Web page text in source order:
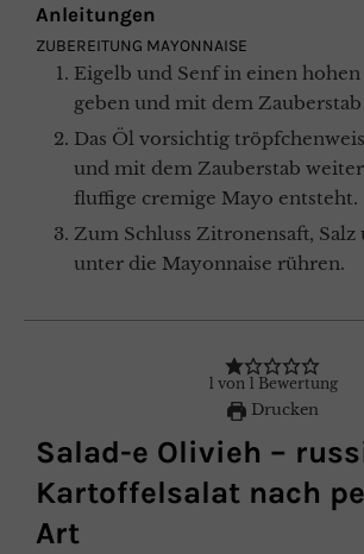
Anleitungen
ZUBEREITUNG MAYONNAISE
Eigelb und Senf in einen hohen Rührbecher
geben und mit dem
Das Öl vorsichtig tröpfchenweise einrühren
und mit dem Zauberstab
fluffige cremige Mayo entsteht.
Zum Schluss Zitronensaft, Salz
unter die Mayonnaise rühren.
1 von 1 Bewertung
Drucken
Salad-e Olivieh –
Kartoffelsalat nach
Art